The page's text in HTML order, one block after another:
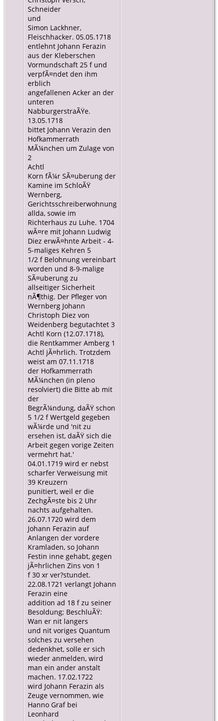
Schneider
und
Simon Lackhner,
Fleischhacker. 05.05.1718
entlehnt Johann Ferazin
aus der Kleberschen
Vormundschaft 25 f und
verpfÃ¤ndet den ihm
erblich
angefallenen Acker an der
unteren
NabburgerstraÃŸe.
13.05.1718
bittet Johann Verazin den
Hofkammerrath
MÃ¼nchen um Zulage von
2
Achtl
Korn fÃ¼r SÃ¤uberung der
Kamine im SchloÃŸ
Wernberg,
Gerichtsschreiberwohnung
allda, sowie im
Richterhaus zu Luhe. 1704
wÃ¤re mit Johann Ludwig
Diez erwÃ¤hnte Arbeit - 4-
5-maliges Kehren 5
1/2 f Belohnung vereinbart
worden und 8-9-malige
SÃ¤uberung zu
allseitiger Sicherheit
nÃ¶thig. Der Pfleger von
Wernberg Johann
Christoph Diez von
Weidenberg begutachtet 3
Achtl Korn (12.07.1718),
die Rentkammer Amberg 1
Achtl jÃ¤hrlich. Trotzdem
weist am 07.11.1718
der Hofkammerrath
MÃ¼nchen (in pleno
resolviert) die Bitte ab mit
der
BegrÃ¼ndung, daÃŸ schon
5 1/2 f Wertgeld gegeben
wÃ¼rde und 'nit zu
ersehen ist, daÃŸ sich die
Arbeit gegen vorige Zeiten
vermehrt hat.'
04.01.1719 wird er nebst
scharfer Verweisung mit
39 Kreuzern
punitiert, weil er die
ZechgÃ¤ste bis 2 Uhr
nachts aufgehalten.
26.07.1720 wird dem
Johann Ferazin auf
Anlangen der vordere
Kramladen, so Johann
Festin inne gehabt, gegen
jÃ¤hrlichen Zins von 1
f 30 xr ver?stundet.
22.08.1721 verlangt Johann
Ferazin eine
addition ad 18 f zu seiner
Besoldung; BeschluÃŸ:
Wan er nit langers
und nit voriges Quantum
solches zu versehen
dedenkhet, solle er sich
wieder anmelden, wird
man ein ander anstalt
machen. 17.02.1722
wird Johann Ferazin als
Zeuge vernommen, wie
Hanno Graf bei
Leonhard